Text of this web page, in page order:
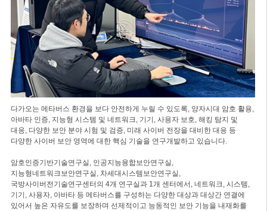
다가오는 메타버스 환경을 보다 안전하게 누릴 수 있도록, 양자시대 암호 활용,
아바타 인증, 지능형 시스템 및 네트워크, 기기, 사용자 보호, 해킹 탐지 및
대응, 다양한 보안 분야 시험 및 검증, 미래 사이버 전장을 대비한 대응 등
다양한 사이버 보안 영역에 대한 핵심 기술을 연구개발하고 있습니다.
암호인증기반기술연구실, 인공지능융합보안연구실,
지능형네트워크보안연구실, 차세대시스템보안연구실,
국방사이버전기술연구센터의 4개 연구실과 1개 센터에서, 네트워크, 시스템,
기기, 사용자, 아바타 등 메타버스를 구성하는 다양한 대상과 대상간 연결에
있어서 높은 자유도를 보장하며 선제적이고 능동적인 보안 기능을 내재화를